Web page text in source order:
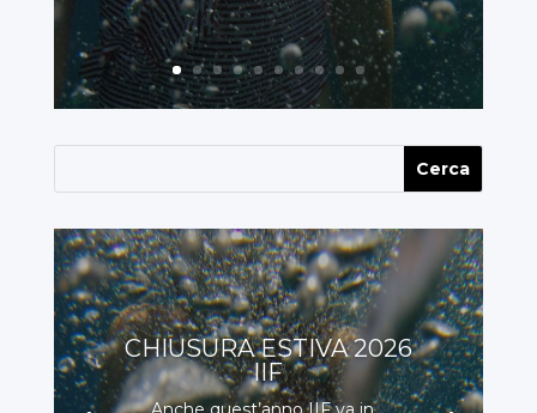
CHIUSURA ESTIVA 2026
IIF